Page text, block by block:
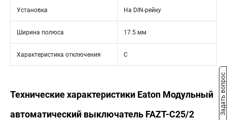
Установка На DIN-рейку
Ширина полюса 17.5 мм
Характеристика отключения C
Технические характеристики Eaton Модульный
автоматический выключатель FAZT-C25/2
Задать вопрос